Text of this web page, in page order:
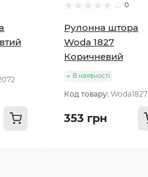
0
Рулонна штора
Woda 1827
Коричневий
В наявності
Код товару: Woda1827
353 грн